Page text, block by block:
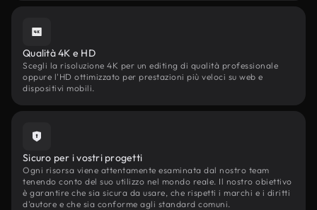
Qualità 4K e HD
Scegli la risoluzione 4K per un editing di qualità professionale
oppure l'HD ottimizzato per prestazioni più veloci su web e
dispositivi mobili.
Sicuro per i vostri progetti
Ogni risorsa viene attentamente esaminata dal nostro team
tenendo conto del suo utilizzo nel mondo reale. Il nostro obiettivo
è garantire che sia sicura da usare, che rispetti i marchi e i diritti
d'autore e che sia conforme agli standard comuni.